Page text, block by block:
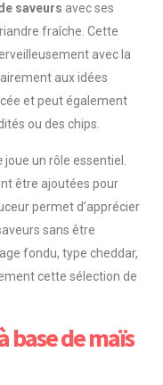
saveurs avec ses
fraîche. Cette
avec la
aux idées
et peut également
ou des chips.
joue un rôle essentiel.
être ajoutées pour
permet d’apprécier
sans être
fondu, type cheddar,
cette sélection de
base de maïs